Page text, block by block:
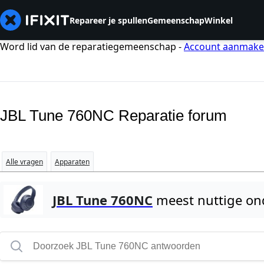
Repareer je spullenGemeenschapWinkel
Word lid van de reparatiegemeenschap -Account
JBL Tune 760NC Reparatie forum
Alle vragen Apparaten
JBL Tune 760NC meest nuttige